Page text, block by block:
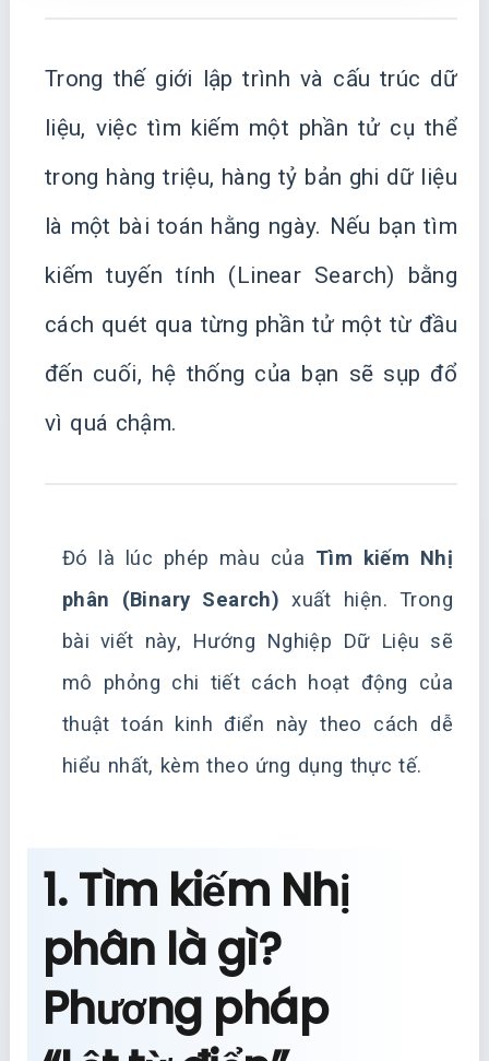
Trong thế giới lập trình và cấu trúc dữ
liệu, việc tìm kiếm một phần tử cụ thể
trong hàng triệu, hàng tỷ bản ghi dữ liệu
là một bài toán hằng ngày. Nếu bạn tìm
kiếm tuyến tính (Linear Search) bằng
cách quét qua từng phần tử một từ đầu
đến cuối, hệ thống của bạn sẽ sụp đổ
vì quá chậm.
Đó là lúc phép màu của Tìm kiếm Nhị
phân (Binary Search) xuất hiện. Trong
bài viết này, Hướng Nghiệp Dữ Liệu sẽ
mô phỏng chi tiết cách hoạt động của
thuật toán kinh điển này theo cách dễ
hiểu nhất, kèm theo ứng dụng thực tế.
1. Tìm kiếm Nhị
phân là gì?
Phương pháp